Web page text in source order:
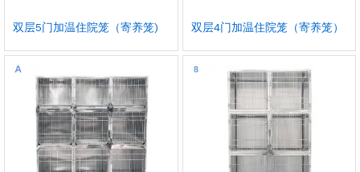
双层5门加温住院笼（寄养笼) 双层4门加温住院笼（寄养笼）